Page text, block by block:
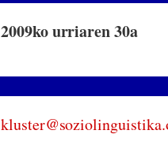
2009ko urriaren 30a